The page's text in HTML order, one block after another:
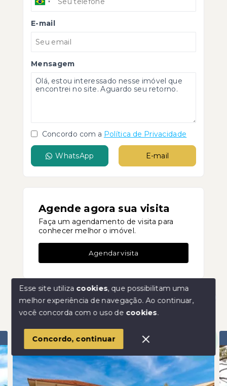
E-mail
Mensagem
Concordo com a Política de Privacidade
WhatsApp E-mail
Agende agora sua visita
Faça um agendamento de visita para
conhecer melhor o imóvel.
Agendar visita
Imóveis similares
Ampla Casa à venda no Campeche
Olá! Estamos disponíveis para te ajudar.
Esse site utiliza cookies, que possibilitam uma
melhor experiência de navegação.Ao continuar,
você concorda com o uso de cookies.
Concordo, continuar